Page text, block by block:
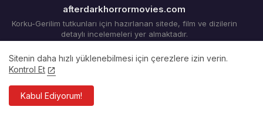
afterdarkhorrormovies.com
Korku-Gerilim tutkunları için hazırlanan sitede, film ve dizilerin
detaylı incelemeleri yer almaktadır.
Tüm Hakları Saklıdır ©2012-2026
Sitenin daha hızlı yüklenebilmesi için çerezlere izin verin.
Kontrol Et
Kabul Ediyorum!